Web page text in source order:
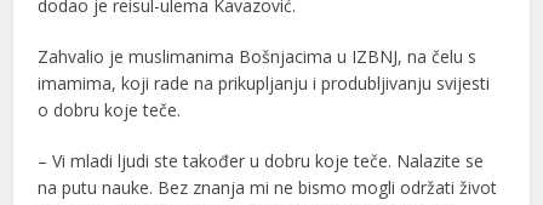
dodao je reisul-ulema Kavazović.
Zahvalio je muslimanima Bošnjacima u IZBNJ, na čelu s
imamima, koji rade na prikupljanju i produbljivanju svijesti
o dobru koje teče.
– Vi mladi ljudi ste također u dobru koje teče. Nalazite se
na putu nauke. Bez znanja mi ne bismo mogli održati život